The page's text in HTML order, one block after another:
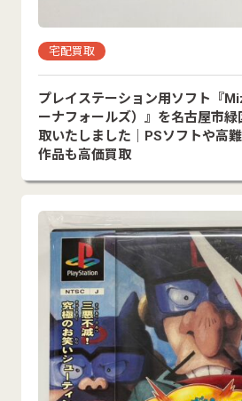
宅配買取
プレイステーション用ソフト『
ーナフォールズ）』を名古屋市
取いたしました｜PSソフトや高
作品も高価買取